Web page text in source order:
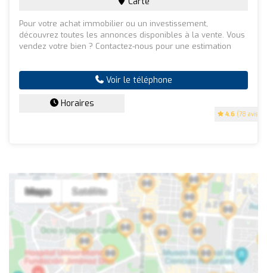
4.6 (78 avis)
Pour votre achat immobilier ou un investissement,
découvrez toutes les annonces disponibles à la vente. Vous
vendez votre bien ? Contactez-nous pour une estimation
Voir le téléphone
Horaires